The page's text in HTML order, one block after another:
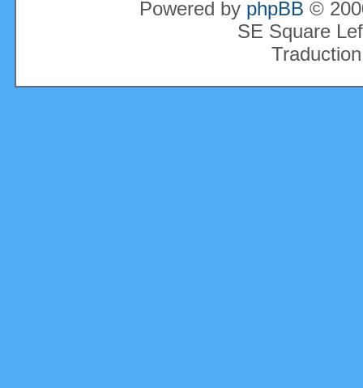
Powered by phpBB ©
SE Square